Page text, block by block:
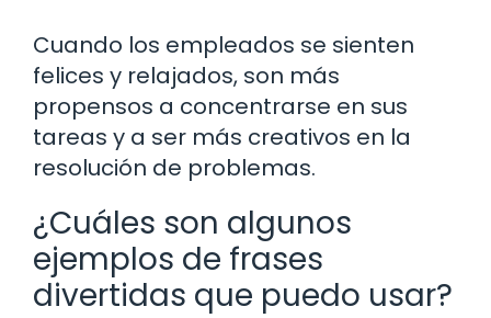
Cuando los empleados se sienten
felices y relajados, son más
propensos a concentrarse en sus
tareas y a ser más creativos en la
resolución de problemas.
¿Cuáles son algunos
ejemplos de frases
divertidas que puedo usar?